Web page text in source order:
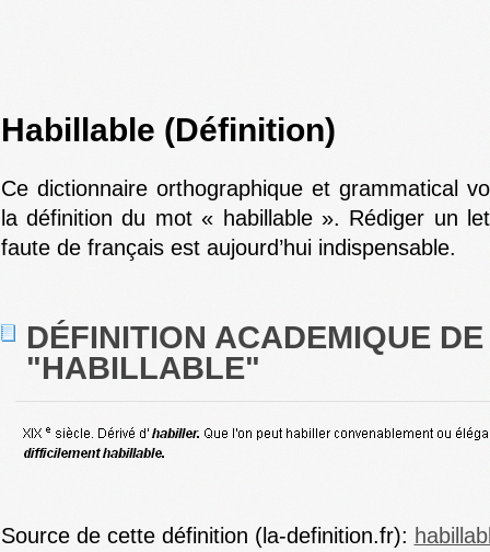
Habillable (Définition)
Ce dictionnaire orthographique et grammatical
la définition du mot « habillable ». Rédiger un
faute de français est aujourd’hui indispensable.
DÉFINITION ACADEMIQUE DE
"HABILLABLE"
Source de cette définition (la-definition.fr):